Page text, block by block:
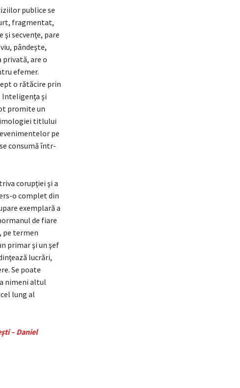
publice se
fragmentat,
secvenţe, pare
pândeşte,
privată, are o
efemer.
o rătăcire prin
Inteligenţa şi
promite un
titlului
pe
consumă într-
corupţiei şi a
o complet din
exemplară a
de fiare
pe termen
primar şi un şef
lucrări,
Se poate
nimeni altul
lung al
– Daniel